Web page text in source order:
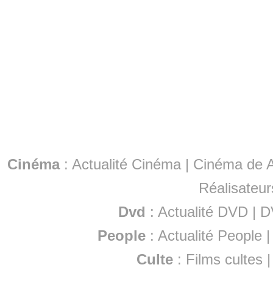
Cinéma: Actualité Cinéma | Cinéma de
Dvd : Actualité DVD |
People :Actualité People
Culte : Films cultes